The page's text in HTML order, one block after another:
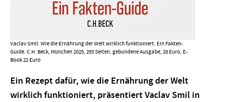
Vaclav Smil: Wie die Ernährung der Welt wirklich funktioniert. Ein Fakten-
Guide. C.H. Beck, München 2025, 293 Seiten, gebundene Ausgabe, 28 Euro, E-
Book 22 Euro
Ein Rezept dafür, wie die Ernährung der Welt
wirklich funktioniert, präsentiert Vaclav Smil in